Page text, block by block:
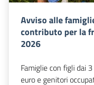
Avviso alle
contributo per la
2026
Famiglie con figli dai
euro e genitori